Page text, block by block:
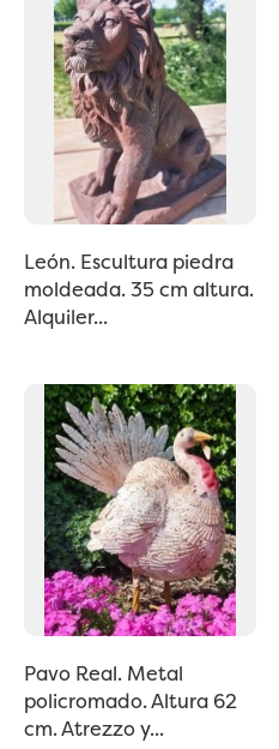
León. Escultura piedra
moldeada. 35 cm altura.
Alquiler...
Pavo Real. Metal
policromado. Altura 62
cm. Atrezzo y...